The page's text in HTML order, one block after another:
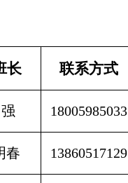
长 联系方式
18005985033
春 13860517129